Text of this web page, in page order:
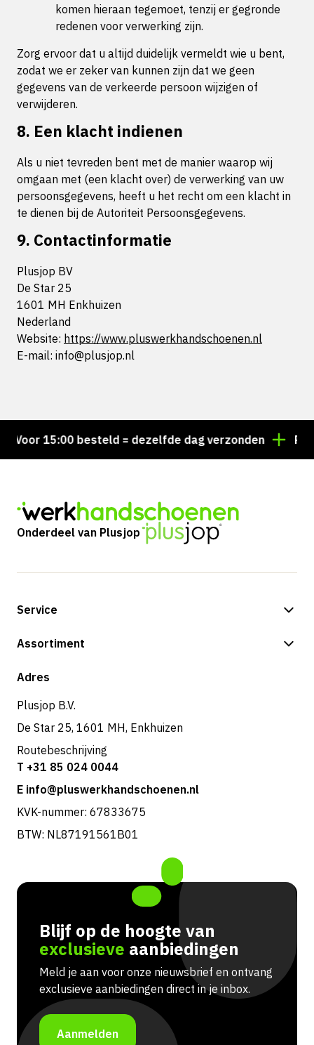
komen hieraan tegemoet, tenzij er gegronde
redenen voor verwerking zijn.
Zorg ervoor dat u altijd duidelijk vermeldt wie u bent,
zodat we er zeker van kunnen zijn dat we geen
gegevens van de verkeerde persoon wijzigen of
verwijderen.
8. Een klacht indienen
Als u niet tevreden bent met de manier waarop wij
omgaan met (een klacht over) de verwerking van uw
persoonsgegevens, heeft u het recht om een klacht in
te dienen bij de Autoriteit Persoonsgegevens.
9. Contactinformatie
Plusjop BV
De Star 25
1601 MH Enkhuizen
Nederland
Website: https://www.pluswerkhandschoenen.nl
E-mail: info@plusjop.nl
15:00 besteld = dezelfde dag verzonden
Onderdeel van Plusjop
Service
Betalingsmogelijkheden
Retouren & service
Assortiment
Shop
Adres
Plusjop B.V.
De Star 25, 1601 MH, Enkhuizen
Routebeschrijving
T +31 85 024 0044
E info@pluswerkhandschoenen.nl
KVK-nummer: 67833675
BTW: NL87191561B01
Blijf op de hoogte van
exclusieve aanbiedingen
Meld je aan voor onze nieuwsbrief en ontvang
exclusieve aanbiedingen direct in je inbox.
Aanmelden